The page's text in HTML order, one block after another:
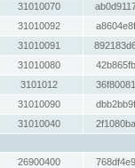
31010070
31010092
31010091
31010080
3101012
31010090
31010040
26900400